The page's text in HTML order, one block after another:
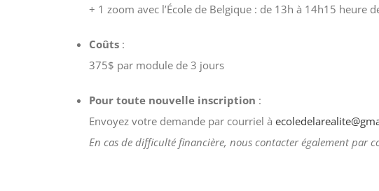
+ 1 zoom avec l’École de Belgique : de 13h à 14h15 heure
Coûts:
375$ par module de 3 jours
Pour toute nouvelle inscription :
Envoyez votre demande par courriel à
En cas de difficulté financière, nous contacter également par